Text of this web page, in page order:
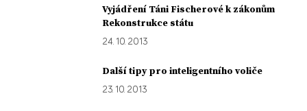
Vyjádření Táni Fischerové k zákonům
Rekonstrukce státu
24. 10. 2013
Další tipy pro inteligentního voliče
23. 10. 2013